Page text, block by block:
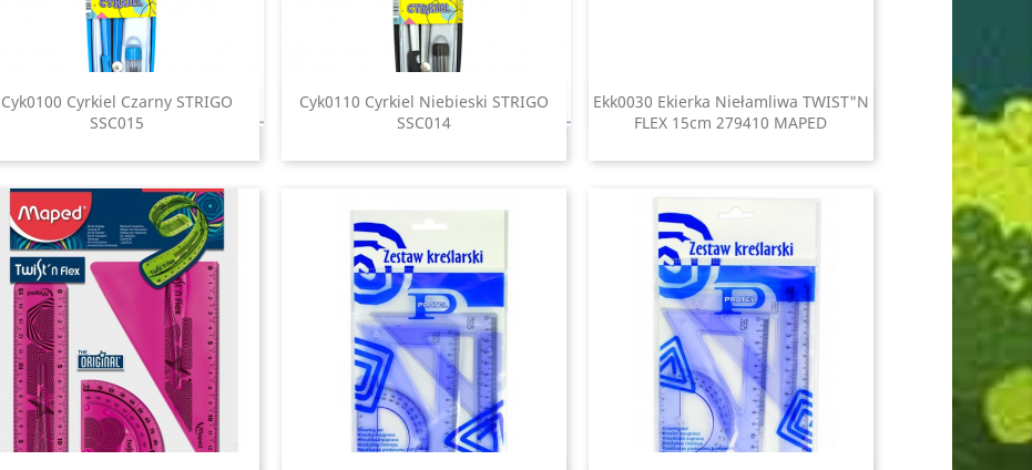
Cyk0100 Cyrkiel Czarny STRIGO
SSC015
 Szybki podgląd
Cyk0110 Cyrkiel Niebieski STRIGO
SSC014
Szybki podgląd
Ekk0030 Ekierka Niełamliwa TWIST"N
FLEX 15cm 279410 MAPED
Szybki podgląd